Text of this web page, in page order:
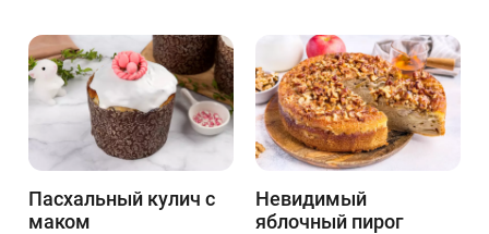
Пасхальный кулич с
маком
Невидимый
яблочный пирог